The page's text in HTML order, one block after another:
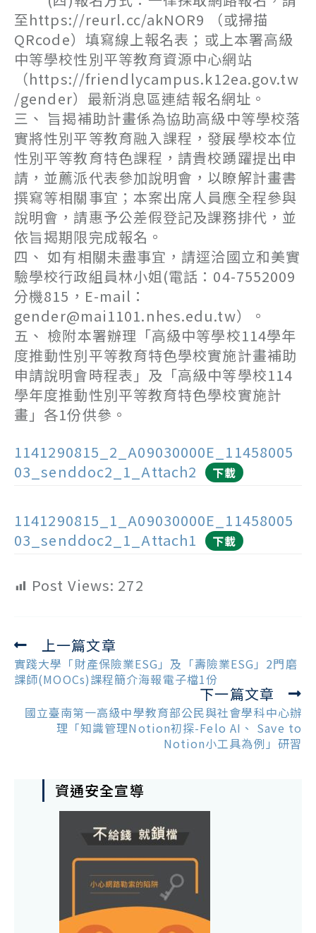
至https://reurl.cc/akNOR9 （或掃描
QRcode）填寫線上報名表；或上本署高級
中等學校性別平等教育資源中心網站
（https://friendlycampus.k12ea.gov.tw
/gender）最新消息區連結報名網址。
三、 旨揭補助計畫係為協助高級中等學校落
實將性別平等教育融入課程，發展學校本位
性別平等教育特色課程，請貴校踴躍提出申
請，並薦派代表參加說明會，以瞭解計畫書
撰寫等相關事宜；本案出席人員應全程參與
說明會，請惠予公差假登記及課務排代，並
依旨揭期限完成報名。
四、 如有相關未盡事宜，請逕洽國立和美實
驗學校行政組員林小姐(電話：04-7552009
分機815，E-mail：
gender@mai1101.nhes.edu.tw）。
五、 檢附本署辦理「高級中等學校114學年
度推動性別平等教育特色學校實施計畫補助
申請說明會時程表」及「高級中等學校114
學年度推動性別平等教育特色學校實施計
畫」各1份供參。
1141290815_2_A09030000E_11458005
03_senddoc2_1_Attach2
下載
1141290815_1_A09030000E_11458005
03_senddoc2_1_Attach1
下載
Post Views: 272
Read
more
articles
上一篇文章
實踐大學「財產保險業ESG」及「壽險業ESG」2門磨
課師(MOOCs)課程簡介海報電子檔1份
下一篇文章
國立臺南第一高級中學教育部公民與社會學科中心辦
理「知識管理Notion初探-Felo AI、 Save to
Notion小工具為例」研習
資通安全宣導